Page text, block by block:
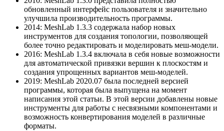
обновленный интерфейс пользователя и значительно
улучшила производительность программы.
2014: MeshLab 1.3.3 содержала набор новых
инструментов для создания топологии, позволяющей
более точно редактировать и моделировать меш-модели.
2016: MeshLab 1.3.4 включала в себя новые возможности
для автоматической привязки вершин к плоскостям и
создания упрощенных вариантов меш-моделей.
2019: MeshLab 2020.07 была последней версией
программы, которая была выпущена на момент
написания этой статьи. В этой версии добавлены новые
инструменты для работы с несвязными компонентами и
возможность конвертирования моделей в различные
форматы.